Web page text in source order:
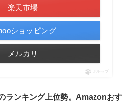
楽天市場
ショッピング
メルカリ
ポチップ
ランキング上位勢。Amazonおす